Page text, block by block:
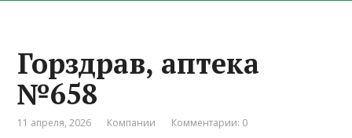
Горздрав, аптека
№658
11 апреля, 2026 Компании Комментарии: 0